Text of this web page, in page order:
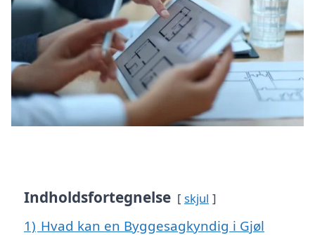
Indholdsfortegnelse skjul
1) Hvad kan en Byggesagkyndig i Gjøl